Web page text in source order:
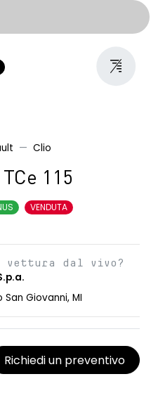
Clio
115
VENDUTA
vettura dal vivo?
Giovanni, MI
Richiedi un preventivo